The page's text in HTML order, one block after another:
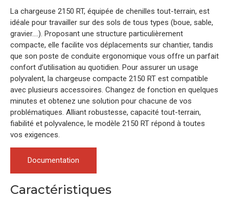
La chargeuse 2150 RT, équipée de chenilles tout-terrain, est
idéale pour travailler sur des sols de tous types (boue, sable,
gravier….). Proposant une structure particulièrement
compacte, elle facilite vos déplacements sur chantier, tandis
que son poste de conduite ergonomique vous offre un parfait
confort d’utilisation au quotidien. Pour assurer un usage
polyvalent, la chargeuse compacte 2150 RT est compatible
avec plusieurs accessoires. Changez de fonction en quelques
minutes et obtenez une solution pour chacune de vos
problématiques. Alliant robustesse, capacité tout-terrain,
fiabilité et polyvalence, le modèle 2150 RT répond à toutes
vos exigences.
Documentation
Caractéristiques